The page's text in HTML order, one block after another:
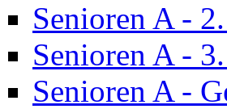
Senioren A -
Senioren A -
Senioren A -